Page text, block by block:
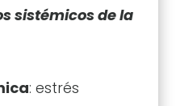
sistémicos de la
: estrés